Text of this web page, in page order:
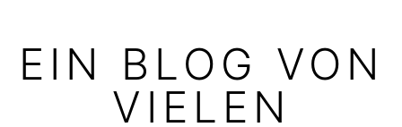
contentEIN BLOG VON
VIELEN